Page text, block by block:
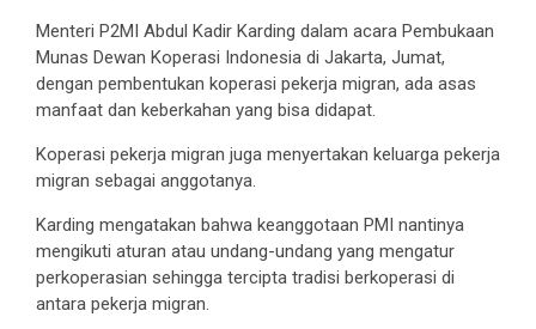
Menteri P2MI Abdul Kadir Karding dalam acara Pembukaan
Munas Dewan Koperasi Indonesia di Jakarta, Jumat,
dengan pembentukan koperasi pekerja migran, ada asas
manfaat dan keberkahan yang bisa didapat.
Koperasi pekerja migran juga menyertakan keluarga pekerja
migran sebagai anggotanya.
Karding mengatakan bahwa keanggotaan PMI nantinya
mengikuti aturan atau undang-undang yang mengatur
perkoperasian sehingga tercipta tradisi berkoperasi di
antara pekerja migran.